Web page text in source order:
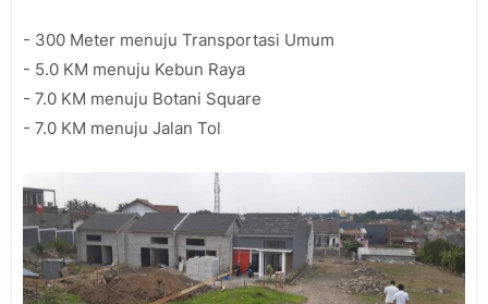
- 300 Meter menuju Transportasi Umum
- 5.0 KM menuju Kebun Raya
- 7.0 KM menuju Botani Square
- 7.0 KM menuju Jalan Tol